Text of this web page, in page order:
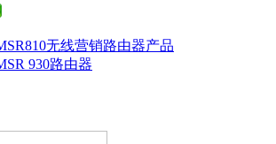
无线营销路由器产品
930路由器